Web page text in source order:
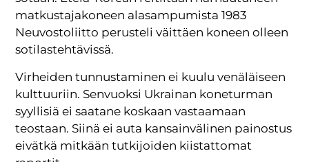
matkustajakoneen alasampumista 1983
Neuvostoliitto perusteli väittäen koneen olleen
sotilastehtävissä.
Virheiden tunnustaminen ei kuulu venäläiseen
kulttuuriin. Senvuoksi Ukrainan koneturman
syyllisiä ei saatane koskaan vastaamaan
teostaan. Siinä ei auta kansainvälinen painostus
eivätkä mitkään tutkijoiden kiistattomat